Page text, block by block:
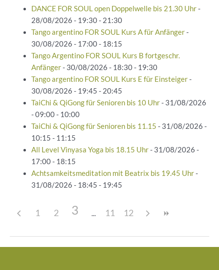
DANCE FOR SOUL open Doppelwelle bis 21.30 Uhr-
28/08/2026 - 19:30 - 21:30
Tango argentino FOR SOUL Kurs A für Anfänger-
30/08/2026 - 17:00 - 18:15
Tango Argentino FOR SOUL Kurs B fortgeschr.
Anfänger- 30/08/2026 - 18:30 - 19:30
Tango argentino FOR SOUL Kurs E für Einsteiger-
30/08/2026 - 19:45 - 20:45
TaiChi & QiGong für Senioren bis 10 Uhr- 31/08/2026
- 09:00 - 10:00
TaiChi & QiGong für Senioren bis 11.15 - 31/08/2026 -
10:15 - 11:15
All Level Vinyasa Yoga bis 18.15 Uhr- 31/08/2026 -
17:00 - 18:15
Achtsamkeitsmeditation mit Beatrix bis 19.45 Uhr-
31/08/2026 - 18:45 - 19:45
1 2 3 11 12